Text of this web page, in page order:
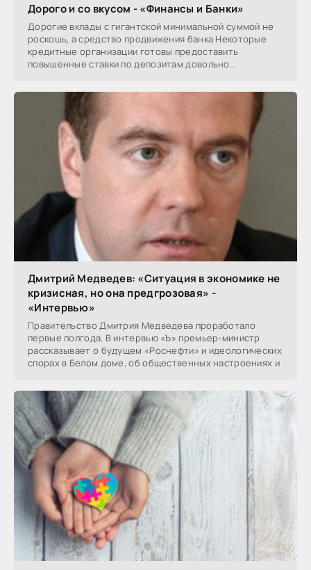
Дорого и со вкусом - «Финансы и Банки»
Дорогие вклады с гигантской минимальной суммой не
роскошь, а средство продвижения банка Некоторые
кредитные организации готовы предоставить
повышенные ставки по депозитам довольно
Дмитрий Медведев: «Ситуация в экономике не
кризисная, но она предгрозовая» -
«Интервью»
Правительство Дмитрия Медведева проработало
первые полгода. В интервью «Ъ» премьер-министр
рассказывает о будущем «Роснефти» и идеологических
спорах в Белом доме, об общественных настроениях и